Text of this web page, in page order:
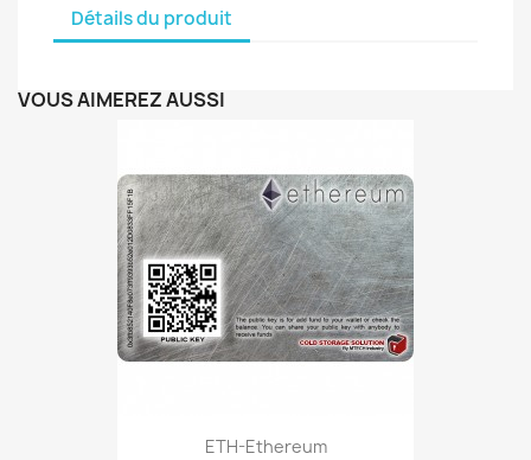
Détails du produit
VOUS AIMEREZ AUSSI
ETH-Ethereum